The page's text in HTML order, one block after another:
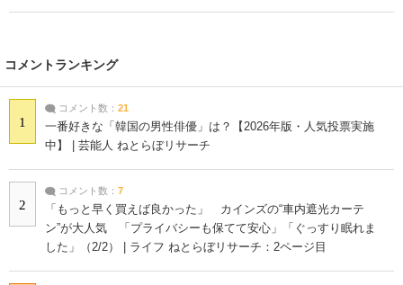
コメントランキング
1
コメント数： 21
一番好きな「韓国の男性俳優」は？【2026年版・人気投票実施
中】 | 芸能人 ねとらぼリサーチ
2
コメント数： 7
「もっと早く買えば良かった」 カインズの“車内遮光カーテ
ン”が大人気 「プライバシーも保てて安心」「ぐっすり眠れま
した」（2/2） | ライフ ねとらぼリサーチ：2ページ目